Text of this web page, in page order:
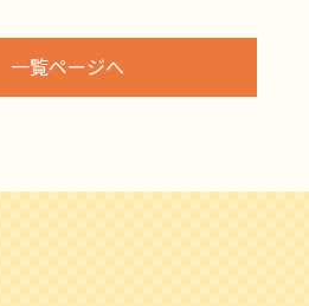
一覧ページへ